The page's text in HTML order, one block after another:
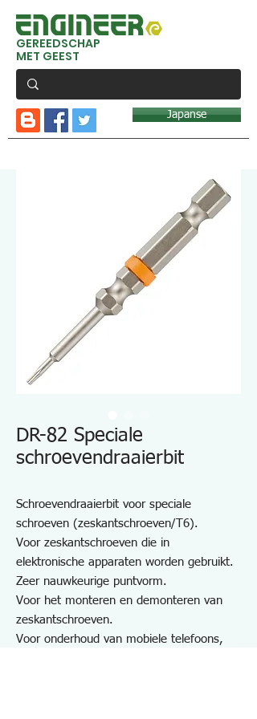
GEREEDSCHAP
MET GEEST
Japanse
DR-82 Speciale
schroevendraaierbit
Schroevendraaierbit voor speciale
schroeven (zeskantschroeven/T6).
Voor zeskantschroeven die in
elektronische apparaten worden gebruikt.
Zeer nauwkeurige puntvorm.
Voor het monteren en demonteren van
zeskantschroeven.
Voor onderhoud van mobiele telefoons,